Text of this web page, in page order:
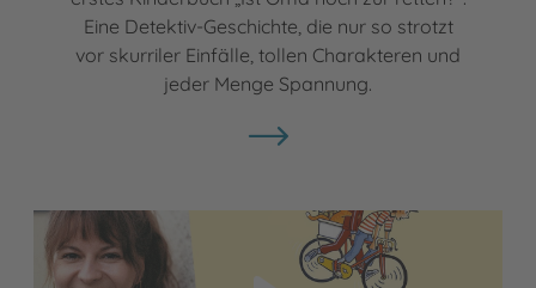
Eine Detektiv-Geschichte, die nur so strotzt
vor skurriler Einfälle, tollen Charakteren und
jeder Menge Spannung.
Video abspielen